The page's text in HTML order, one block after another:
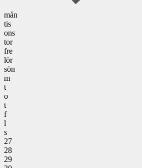
mån
tis
ons
tor
fre
lör
sön
m
t
o
t
f
l
s
27
28
29